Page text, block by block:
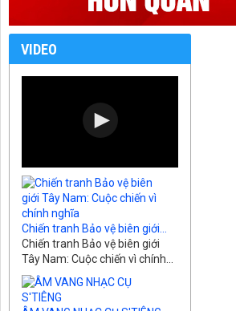
VIDEO
Chiến tranh Bảo vệ biên giới...
Chiến tranh Bảo vệ biên giới
Tây Nam: Cuộc chiến vì chính...